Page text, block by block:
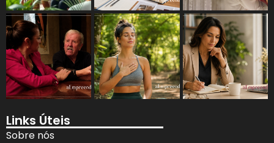
Links Úteis
Sobre nós